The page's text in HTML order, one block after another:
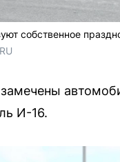
собственное
И-16.